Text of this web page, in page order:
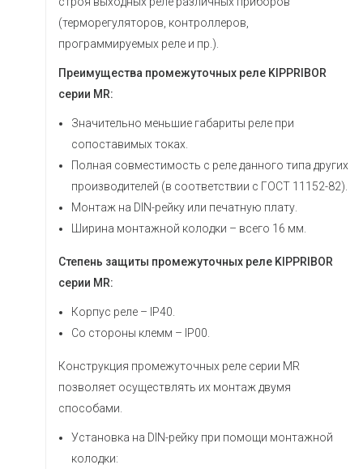
(терморегуляторов, контроллеров,
программируемых реле и пр.).
Преимущества промежуточных реле KIPPRIBOR
серии MR:
Значительно меньшие габариты реле при
сопоставимых токах.
Полная совместимость с реле данного типа других
производителей (в соответствии с ГОСТ 11152-82).
Монтаж на DIN-рейку или печатную плату.
Ширина монтажной колодки – всего 16 мм.
Степень защиты промежуточных реле KIPPRIBOR
серии MR:
Корпус реле – IP40.
Со стороны клемм – IР00.
Конструкция промежуточных реле серии MR
позволяет осуществлять их монтаж двумя
способами.
Установка на DIN-рейку при помощи монтажной
колодки: